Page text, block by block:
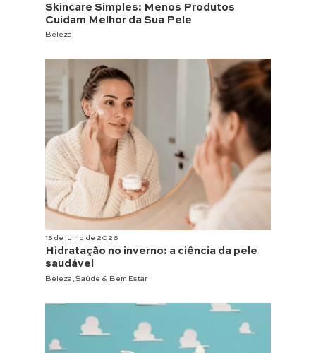
Skincare Simples: Menos Produtos
Cuidam Melhor da Sua Pele
Beleza
15 de julho de 2026
Hidratação no inverno: a ciência da pele
saudável
Beleza Saúde & Bem Estar